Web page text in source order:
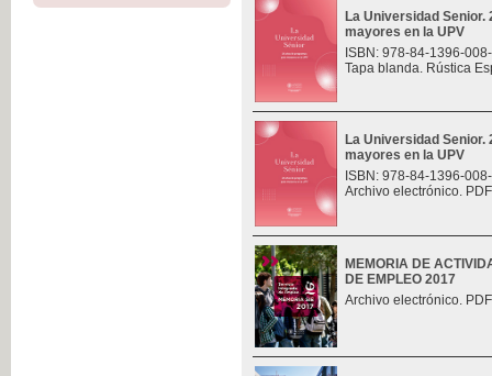
La Universidad
mayores en la UPV
ISBN: 978-84-1396-
Tapa blanda. Rústica
La Universidad
mayores en la UPV
ISBN: 978-84-1396-
Archivo electrónico.
MEMORIA DE
DE EMPLEO 2017
Archivo electrónico.